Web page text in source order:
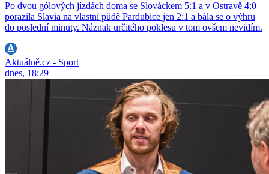
Po dvou gólových jízdách doma se Slováckem 5:1 a v Ostravě 4:0
porazila Slavia na vlastní půdě Pardubice jen 2:1 a bála se o výhru
do poslední minuty. Náznak určitého poklesu v tom ovšem nevidím.
Aktuálně.cz - Sport
dnes, 18:29